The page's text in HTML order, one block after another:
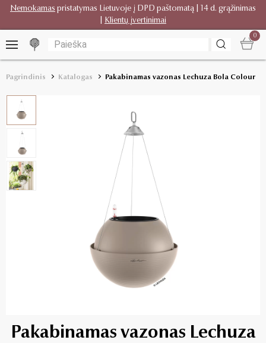
Nemokamas pristatymas Lietuvoje į DPD paštomatą | 14 d. grąžinimas
Klientų įvertinimai
0
Pagrindinis Katalogas Pakabinamas vazonas Lechuza Bola Colour
Pakabinamas vazonas Lechuza